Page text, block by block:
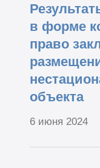
в форме
право
объекта
6 июня 2024